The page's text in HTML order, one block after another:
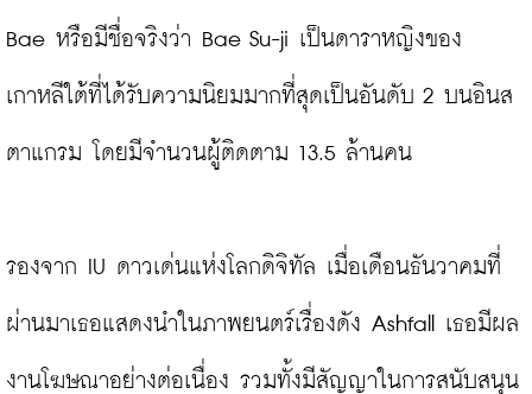
Bae หรือมีชื่อจริงว่า Bae Su-ji เป็นดาราหญิงของ
เกาหลีใต้ที่ได้รับความนิยมมากที่สุดเป็นอันดับ 2 บนอินส
ตาแกรม โดยมีจำนวนผู้ติดตาม 13.5 ล้านคน
รองจาก IU ดาวเด่นแห่งโลกดิจิทัล เมื่อเดือนธันวาคมที่
ผ่านมาเธอแสดงนำในภาพยนตร์เรื่องดัง Ashfall เธอมีผล
งานโฆษณาอย่างต่อเนื่อง รวมทั้งมีสัญญาในการสนับสนุน